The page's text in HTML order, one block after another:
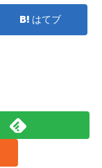
はてブ